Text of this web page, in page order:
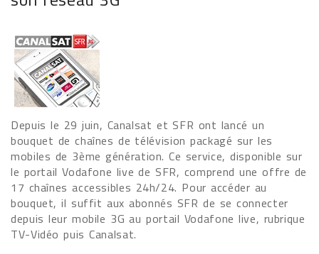
Depuis le 29 juin, Canalsat et SFR ont lancé un
bouquet de chaînes de télévision packagé sur les
mobiles de 3ème génération. Ce service, disponible sur
le portail Vodafone live de SFR, comprend une offre de
17 chaînes accessibles 24h/24. Pour accéder au
bouquet, il suffit aux abonnés SFR de se connecter
depuis leur mobile 3G au portail Vodafone live, rubrique
TV-Vidéo puis Canalsat.